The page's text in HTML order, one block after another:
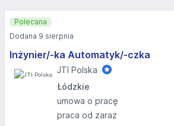
Inżynier/-ka Automatyk/-czka
JTI Polska
Łódzkie
umowa o pracę
praca od zaraz
Polecana
Dodana 9 sierpnia